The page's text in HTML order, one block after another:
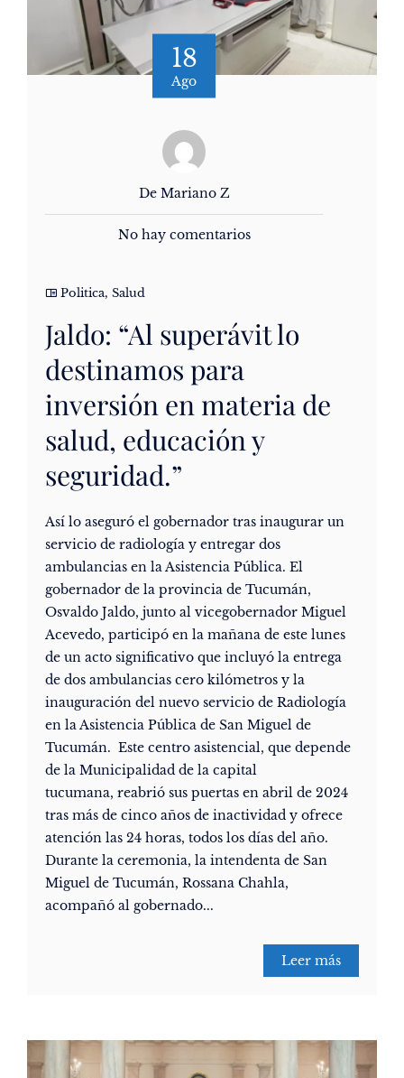
18
Ago
De Mariano Z
No hay comentarios
Politica, Salud
Jaldo: “Al superávit lo
destinamos para
inversión en materia de
salud, educación y
seguridad.”
Así lo aseguró el gobernador tras inaugurar un
servicio de radiología y entregar dos
ambulancias en la Asistencia Pública. El
gobernador de la provincia de Tucumán,
Osvaldo Jaldo, junto al vicegobernador Miguel
Acevedo, participó en la mañana de este lunes
de un acto significativo que incluyó la entrega
de dos ambulancias cero kilómetros y la
inauguración del nuevo servicio de Radiología
en la Asistencia Pública de San Miguel de
Tucumán. Este centro asistencial, que depende
de la Municipalidad de la capital
tucumana, reabrió sus puertas en abril de 2024
tras más de cinco años de inactividad y ofrece
atención las 24 horas, todos los días del año.
Durante la ceremonia, la intendenta de San
Miguel de Tucumán, Rossana Chahla,
acompañó al gobernado...
Leer más